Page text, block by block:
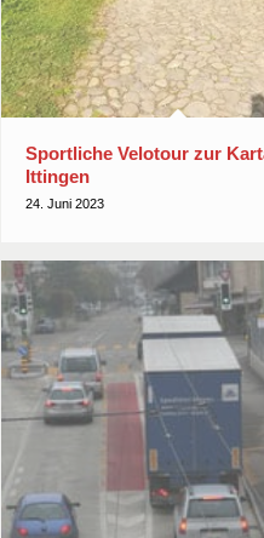
Sportliche Velotour zur
Ittingen
24. Juni 2023